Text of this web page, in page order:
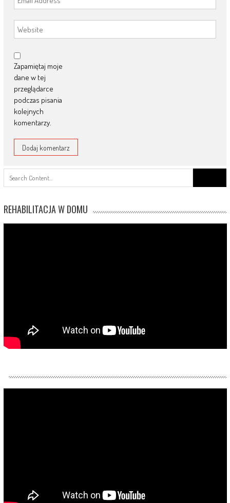
Zapamiętaj moje
dane w tej
przeglądarce
podczas pisania
kolejnych
komentarzy.
for:
REHABILITACJA W DOMU